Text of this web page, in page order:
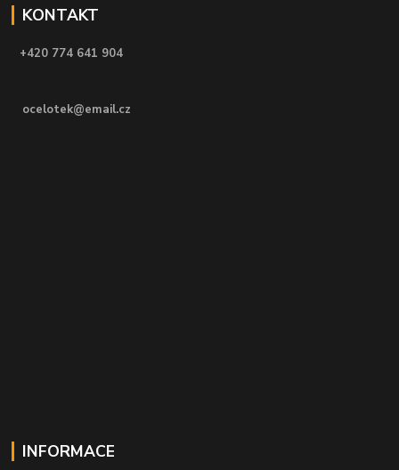
KONTAKT
+420 774 641 904
ocelotek@email.cz
INFORMACE